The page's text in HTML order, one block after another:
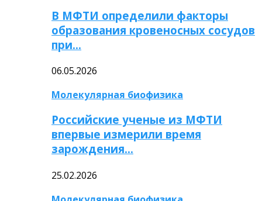
В МФТИ определили факторы
образования кровеносных сосудов
при…
06.05.2026
Молекулярная биофизика
Российские ученые из МФТИ
впервые измерили время
зарождения…
25.02.2026